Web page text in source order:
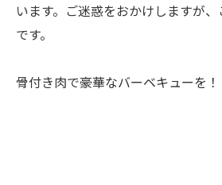
います。ご迷惑をおかけしますが
です。
骨付き肉で豪華なバーベキューを！